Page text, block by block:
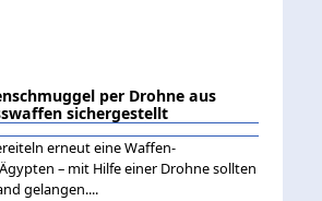
per Drohne aus
sichergestellt
erneut eine Waffen-
– mit Hilfe einer Drohne sollten
gelangen....